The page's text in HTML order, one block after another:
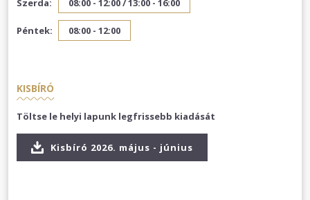
Szerda: 08:00 - 12:00 /13:00 - 16:00
Péntek: 08:00 - 12:00
KISBÍRÓ
Töltse le helyi lapunk legfrissebb kiadását
Kisbíró 2026. május - június